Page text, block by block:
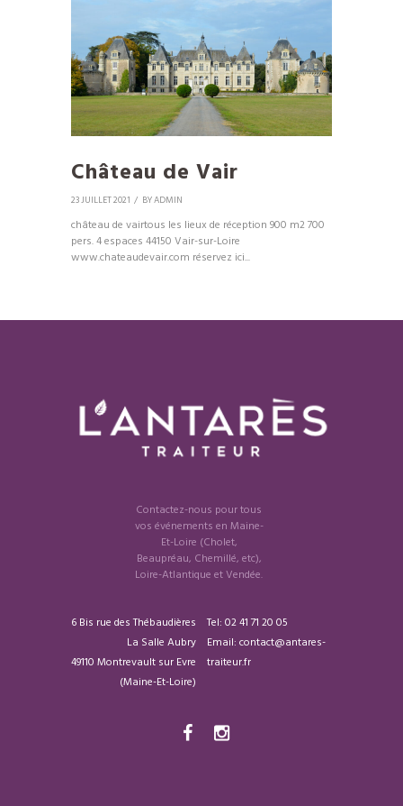
Château de Vair
23 JUILLET 2021 BYADMIN
château de vairtous les lieux de réception 900 m2 700
pers. 4 espaces 44150 Vair-sur-Loire
www.chateaudevair.com réservez ici...
Contactez-nous pour tous
vos événements en Maine-
Et-Loire (Cholet,
Beaupréau, Chemillé, etc),
Loire-Atlantique et Vendée.
Tel: 02 41 71 20 05
Email: contact@antares-
traiteur.fr
6 Bis rue des Thébaudières
La Salle Aubry
49110 Montrevault sur Evre
(Maine-Et-Loire)